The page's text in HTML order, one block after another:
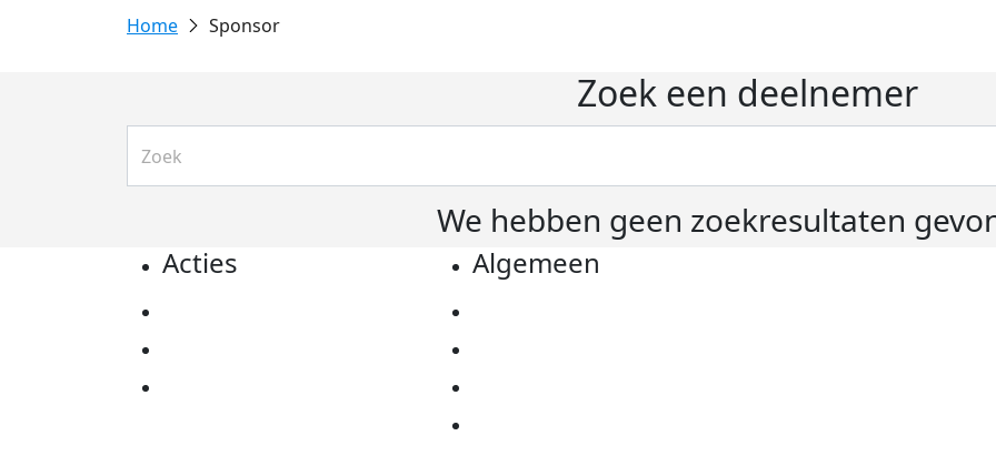
Sponsor
Zoek een deelnemer
We hebben geen zoekresultaten
Acties Algemeen